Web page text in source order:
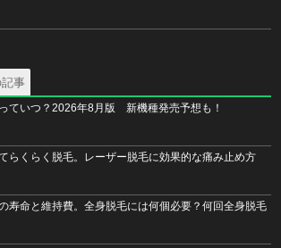
事
ていつ？2026年8月版 新機種発売予想も！
らくらく脱毛。レーザー脱毛に効果的な痛み止め方
寿命と維持費。全身脱毛には何個必要？何回全身脱毛